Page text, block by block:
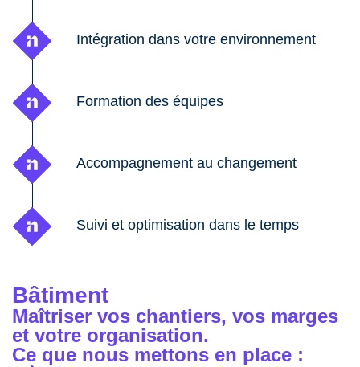
Intégration dans votre environnement
Formation des équipes
Accompagnement au changement
Suivi et optimisation dans le temps
Bâtiment
Maîtriser vos chantiers, vos marges
et votre organisation.
Ce que nous mettons en place :